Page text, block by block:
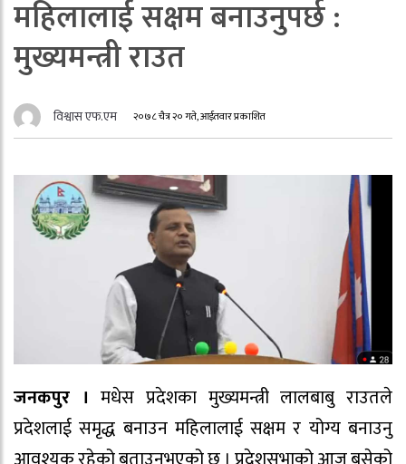
महिलालाई सक्षम बनाउनुपर्छ :
मुख्यमन्त्री राउत
विश्वास एफ.एम २०७८ चैत्र २० गते, आईतवार प्रकाशित
जनकपुर । मधेस प्रदेशका मुख्यमन्त्री लालबाबु राउतले
प्रदेशलाई समृद्ध बनाउन महिलालाई सक्षम र योग्य बनाउनु